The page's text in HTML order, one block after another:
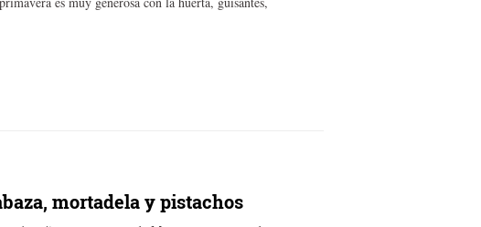
mortadela y pistachos